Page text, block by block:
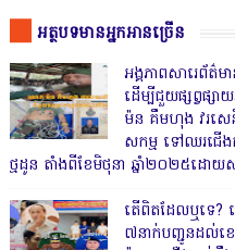
អត្ថបទមានអ្នកអានច្រើន
អង្គភាពសារេព័ត៌
ដើម្បីជួយផ្សព្វផ្ស
ម៉ន គឹមហុង វរស
សកម្ម ទៅឈរជើង
ថ្មដូន តាំងពីខែមិថុនា ឆ្នាំ២០២៥ដោយសា
តើពិតដែលឬទេ
៧នាក់បញ្ជូនដល់ខេ